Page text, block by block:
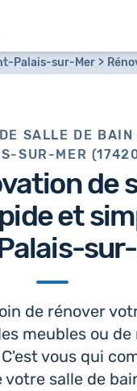
Palais-sur-Mer
SALLE DE
SUR-MER
de
et
de rénover
meubles ou
vous qui
votre salle de